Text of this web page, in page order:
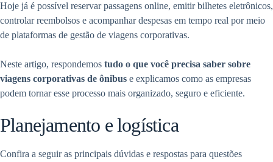
Hoje já é possível reservar passagens online, emitir bilhetes eletrônicos,
controlar reembolsos e acompanhar despesas em tempo real por meio
de plataformas de gestão de viagens corporativas.
Neste artigo, respondemos tudo o que você precisa saber sobre
viagens corporativas de ônibus e explicamos como as empresas
podem tornar esse processo mais organizado, seguro e eficiente.
Planejamento e logística
Confira a seguir as principais dúvidas e respostas para questões